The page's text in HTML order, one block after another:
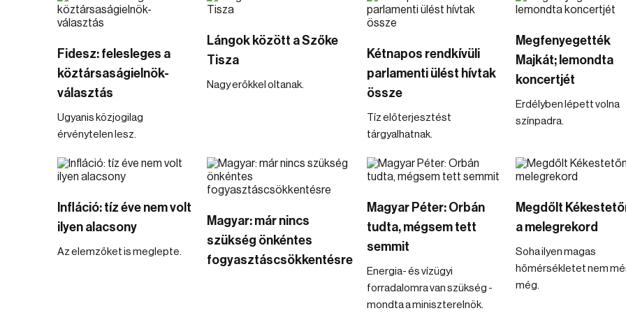
Fidesz: felesleges a
köztársaságielnök-
választás
Ugyanis közjogilag
érvénytelen lesz.
Lángok között a Szőke
Tisza
Nagy erőkkel oltanak.
Kétnapos rendkívüli
parlamenti ülést hívtak
össze
Tíz előterjesztést
tárgyalhatnak.
Megfenyegették
Majkát; lemondta
koncertjét
Erdélyben lépett volna
színpadra.
Infláció: tíz éve nem volt
ilyen alacsony
Az elemzőket is meglepte.
Magyar: már nincs
szükség önkéntes
fogyasztáscsökkentésre
Magyar Péter: Orbán
tudta, mégsem tett
semmit
Energia- és vízügyi
forradalomra van szükség -
mondta a miniszterelnök.
Megdőlt
a melegrekord
Soha ilyen magas
hőmérsékletet nem
még.